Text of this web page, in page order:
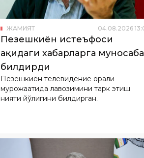
ҳақидаги хабарларга муносабат
билдирди
Пезешкиён телевидение орқали
мурожаатида лавозимини тарк этиш
нияти йўқлигини билдирган.